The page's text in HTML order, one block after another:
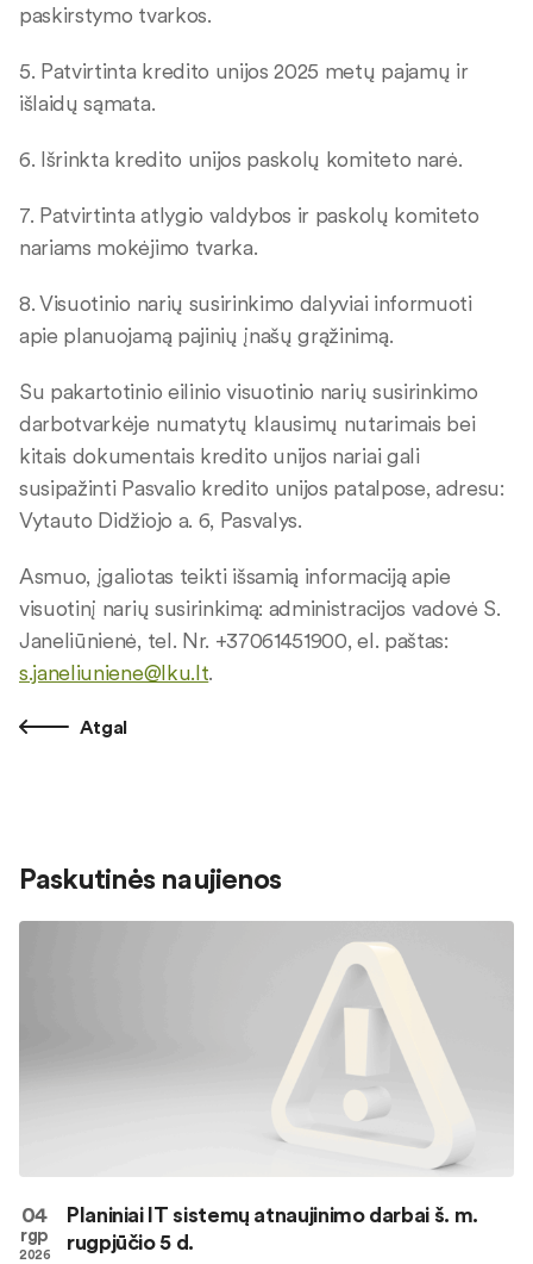
paskirstymo tvarkos.
5. Patvirtinta kredito unijos 2025 metų pajamų ir
išlaidų sąmata.
6. Išrinkta kredito unijos paskolų komiteto narė.
7. Patvirtinta atlygio valdybos ir paskolų komiteto
nariams mokėjimo tvarka.
8. Visuotinio narių susirinkimo dalyviai informuoti
apie planuojamą pajinių įnašų grąžinimą.
Su pakartotinio eilinio visuotinio narių susirinkimo
darbotvarkėje numatytų klausimų nutarimais bei
kitais dokumentais kredito unijos nariai gali
susipažinti Pasvalio kredito unijos patalpose, adresu:
Vytauto Didžiojo a. 6, Pasvalys.
Asmuo, įgaliotas teikti išsamią informaciją apie
visuotinį narių susirinkimą: administracijos vadovė S.
Janeliūnienė, tel. Nr. +37061451900, el. paštas:
s.janeliuniene@lku.lt.
Atgal
Paskutinės naujienos
04
rgp
2026
Planiniai IT sistemų atnaujinimo darbai š. m.
rugpjūčio 5 d.